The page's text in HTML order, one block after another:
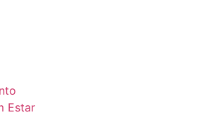
Estar